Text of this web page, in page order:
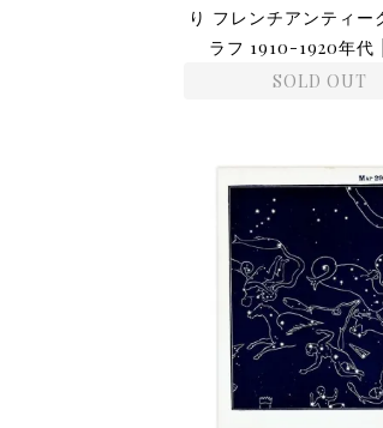
り フレンチアンティー
ラフ 1910-1920年代
SOLD OUT